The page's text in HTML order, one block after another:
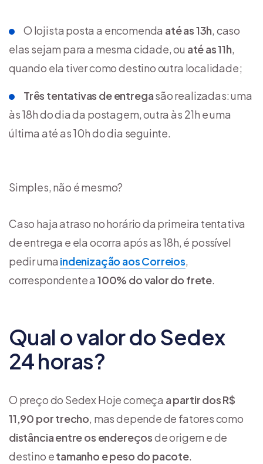
O lojista posta a encomenda até as 13h, caso
elas sejam para a mesma cidade, ou até as 11h,
quando ela tiver como destino outra localidade;
Três tentativas de entregasão realizadas: uma
às 18h do dia da postagem, outra às 21h e uma
última até as 10h do dia seguinte.
Simples, não é mesmo?
Caso haja atraso no horário da primeira tentativa
de entrega e ela ocorra após as 18h, é possível
pedir uma indenização aos Correios,
correspondente a 100% do valor do frete.
Qual o valor do Sedex
24 horas?
O preço do Sedex Hoje começa a partir dos R$
11,90 por trecho, mas depende de fatores como
distância entre os endereçosde origem e de
destino etamanho e peso do pacote.